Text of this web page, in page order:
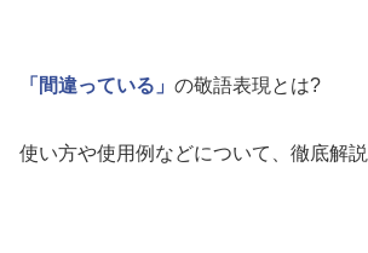
「間違っている」 の敬語表現とは?
使い方や使用例などについて、徹底解説